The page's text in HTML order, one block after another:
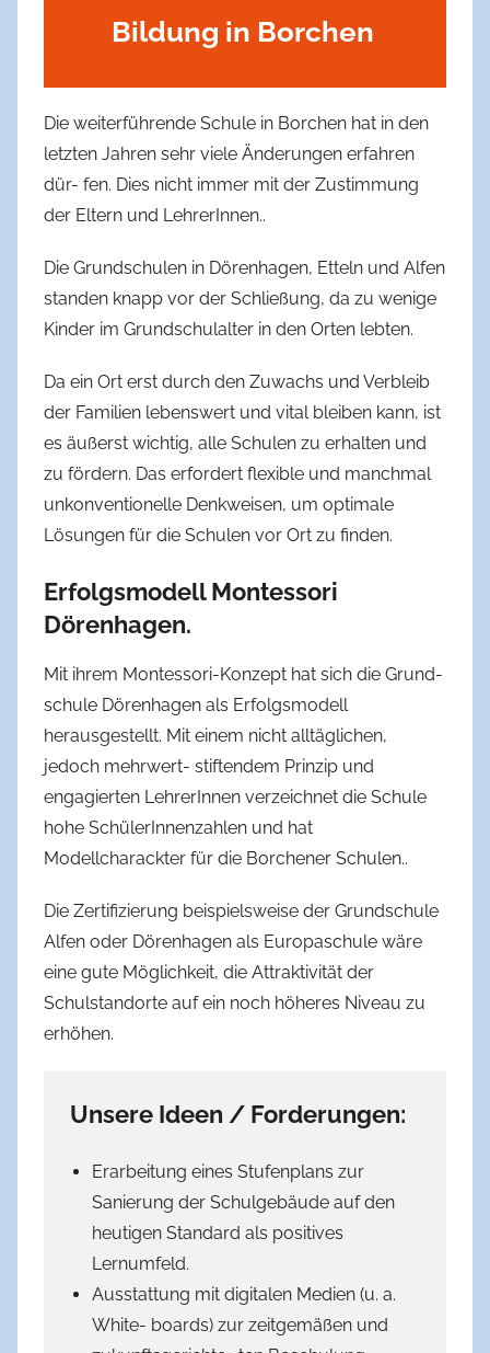
Bildung in Borchen
Die weiterführende Schule in Borchen hat in den
letzten Jahren sehr viele Änderungen erfahren
dür- fen. Dies nicht immer mit der Zustimmung
der Eltern und LehrerInnen..
Die Grundschulen in Dörenhagen, Etteln und Alfen
standen knapp vor der Schließung, da zu wenige
Kinder im Grundschulalter in den Orten lebten.
Da ein Ort erst durch den Zuwachs und Verbleib
der Familien lebenswert und vital bleiben kann, ist
es äußerst wichtig, alle Schulen zu erhalten und
zu fördern. Das erfordert flexible und manchmal
unkonventionelle Denkweisen, um optimale
Lösungen für die Schulen vor Ort zu finden.
Erfolgsmodell Montessori
Dörenhagen.
Mit ihrem Montessori-Konzept hat sich die Grund-
schule Dörenhagen als Erfolgsmodell
herausgestellt. Mit einem nicht alltäglichen,
jedoch mehrwert- stiftendem Prinzip und
engagierten LehrerInnen verzeichnet die Schule
hohe SchülerInnenzahlen und hat
Modellcharackter für die Borchener Schulen..
Die Zertifizierung beispielsweise der Grundschule
Alfen oder Dörenhagen als Europaschule wäre
eine gute Möglichkeit, die Attraktivität der
Schulstandorte auf ein noch höheres Niveau zu
erhöhen.
Unsere Ideen / Forderungen:
Erarbeitung eines Stufenplans zur
Sanierung der Schulgebäude auf den
heutigen Standard als positives
Lernumfeld.
Ausstattung mit digitalen Medien (u. a.
White- boards) zur zeitgemäßen und